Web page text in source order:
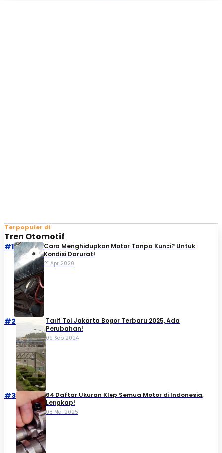
Terpopuler di
Tren Otomotif
#1
Cara Menghidupkan Motor Tanpa Kunci? Untuk
Kondisi Darurat!
21 Apr 2020
#2
Tarif Tol Jakarta Bogor Terbaru 2025, Ada
Perubahan!
09 Sep 2024
#3
64 Daftar Ukuran Klep Semua Motor di Indonesia,
Lengkap!
08 Mei 2025